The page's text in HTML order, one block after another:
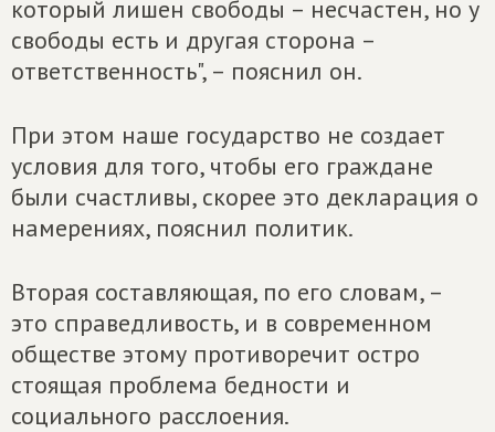
который лишен свободы – несчастен, но у
свободы есть и другая сторона –
ответственность", – пояснил он.
При этом наше государство не создает
условия для того, чтобы его граждане
были счастливы, скорее это декларация о
намерениях, пояснил политик.
Вторая составляющая, по его словам, –
это справедливость, и в современном
обществе этому противоречит остро
стоящая проблема бедности и
социального расслоения.